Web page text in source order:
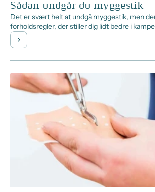
Sådan undgår du myggestik
Det er svært helt at undgå myggestik, men
forholdsregler, der stiller dig lidt bedre i